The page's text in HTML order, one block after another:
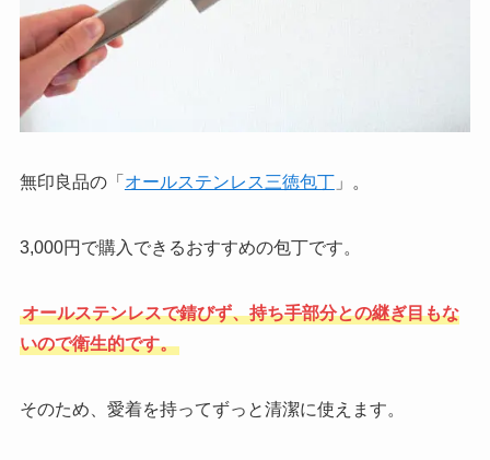
無印良品の「 オールステンレス三徳包丁」。
3,000円で購入できるおすすめの包丁です。
オールステンレスで錆びず、持ち手部分との継ぎ目もな
いので衛生的です。
そのため、愛着を持ってずっと清潔に使えます。